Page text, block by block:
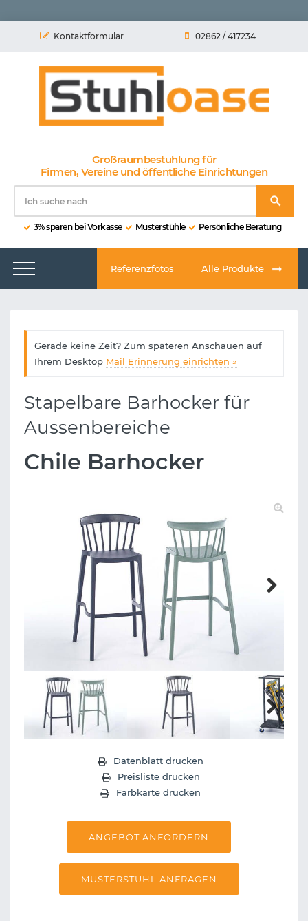
Kontaktformular 02862 / 417234
Großraumbestuhlung für
Firmen, Vereine und öffentliche Einrichtungen
3% sparen bei Vorkasse Musterstühle Persönliche Beratung
Referenzfotos Alle Produkte
Gerade keine Zeit? Zum späteren Anschauen auf
Ihrem Desktop Mail Erinnerung einrichten »
Stapelbare Barhocker für
Aussenbereiche
Chile Barhocker
Next
Datenblatt drucken
Preisliste drucken
Farbkarte drucken
ANGEBOT ANFORDERN
MUSTERSTUHL ANFRAGEN